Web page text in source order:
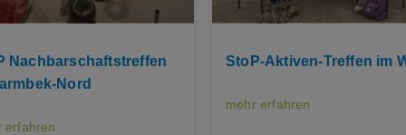
Nachbarschaftstreffen
Nord
erfahren
StoP-Aktiven-Treffen im
mehr erfahren